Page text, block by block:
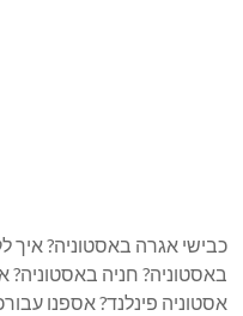
כבישי אגרה באסטוניה? איך
באסטוניה? חניה
אסטוניה פינלנד? אספנו